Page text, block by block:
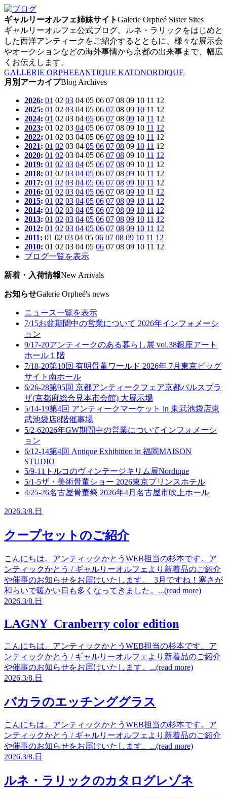
ギャルリーオルフェ姉妹サイトGalerie Orpheé Sister Sites
ギャルリーオルフェ公式ブログ。ルネ・ラリックをはじめと
した西洋アンティークをご紹介するとともに、様々な展示会
やオークションなどの海外事情から京都の出来事まで、幅広
くお伝えします。
GALLERIE ORPHEEANTIQUE KATONORDIQUE
月別アーカイプBlog Archives
2026: 01 02 03 04 05 06 07 08 09 10 11 12
2025: 01 02 03 04 05 06 07 08 09 10 11 12
2024: 01 02 03 04 05 06 07 08 09 10 11 12
2023: 01 02 03 04 05 06 07 08 09 10 11 12
2022: 01 02 03 04 05 06 07 08 09 10 11 12
2021: 01 02 03 04 05 06 07 08 09 10 11 12
2020: 01 02 03 04 05 06 07 08 09 10 11 12
2019: 01 02 03 04 05 06 07 08 09 10 11 12
2018: 01 02 03 04 05 06 07 08 09 10 11 12
2017: 01 02 03 04 05 06 07 08 09 10 11 12
2016: 01 02 03 04 05 06 07 08 09 10 11 12
2015: 01 02 03 04 05 06 07 08 09 10 11 12
2014: 01 02 03 04 05 06 07 08 09 10 11 12
2013: 01 02 03 04 05 06 07 08 09 10 11 12
2012: 01 02 03 04 05 06 07 08 09 10 11 12
2011: 01 02 03 04 05 06 07 08 09 10 11 12
2010: 01 02 03 04 05 06 07 08 09 10 11 12
ブログ一覧を表示
新着・入荷情報New Arrivals
お知らせGalerie Orpheé's news
ニュース一覧を表示
7/15お盆期間中の営業について 2026年インフォメーシ
ョン
9/17-20アンティークのある暮らし展 vol.38銀座アート
ホール１階
7/18-20第10回 有明骨董ワールド 2026年 7月 東京ビッグ
サイト南ホール
6/26-28第95回 京都アンティークフェア京都パルスプラ
ザ(京都府総合見本市会館) 大展示場
5/14-19第4回 アンティークマーケット in 東武池袋店東
武池袋店8階催事場
5/2-62026年GW期間中の営業についてインフォメーシ
ョン
6/12-14第4回 Antique Exhibition in 福岡MAISON
STUDIO
5/9-11 トルコのヴィンテージキリム展Nordique
5/1-5ザ・美術骨董ショー 2026東京プリンスホテル
4/25-26名古屋骨董祭 2026年4月 名古屋市吹上ホール
2026.3/8. 日
クープセットのご紹介
こんにちは。アンティックかとうWEB担当の杉本です。ア
ンティックかとう / ギャルリーオルフェより新着品のご紹介
や催事のお知らせをお届けいたします。 3月ですね！寒さが
和らいで暖かい日も多くなってきました。...(read more)
2026.3/8. 日
LAGNY Cranberry color edition
こんにちは。アンティックかとうWEB担当の杉本です。ア
ンティックかとう / ギャルリーオルフェより新着品のご紹介
や催事のお知らせをお届けいたします。...(read more)
2026.3/8. 日
バカラのエッチンググラス
こんにちは。アンティックかとうWEB担当の杉本です。ア
ンティックかとう / ギャルリーオルフェより新着品のご紹介
や催事のお知らせをお届けいたします。...(read more)
2026.3/8. 日
ルネ・ラリックのカタログレゾネ